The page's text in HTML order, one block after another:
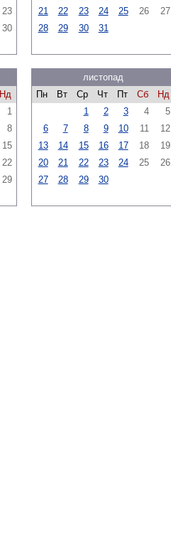
23
30
21
22 23 24 25 26
27
28
29 30 31
Нд
1
8
15
22
29
листопад
Пн
Вт Ср Чт Пт Сб
Нд
1
2 3 4
5
6
7 8 9 10 11
12
13
14 15 16 17 18
19
20
21 22 23 24 25
26
27
28 29 30